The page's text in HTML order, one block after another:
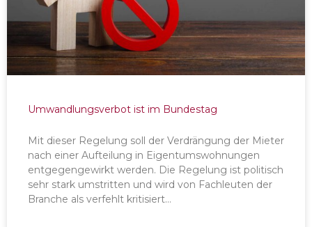
Umwandlungsverbot ist im Bundestag
Mit dieser Regelung soll der Verdrängung der Mieter
nach einer Aufteilung in Eigentumswohnungen
entgegengewirkt werden. Die Regelung ist politisch
sehr stark umstritten und wird von Fachleuten der
Branche als verfehlt kritisiert…